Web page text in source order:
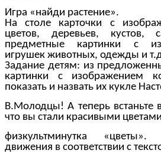
Игра «найди растение».
На столе карточки с
цветов, деревьев, кустов,
предметные картинки с
игрушек животных, одежды и
Задание детям: из
картинки с изображением
показать и назвать их кукле
В.Молодцы! А теперь встаньте
что вы стали красивыми
физкультминутка
движения в соответствии с